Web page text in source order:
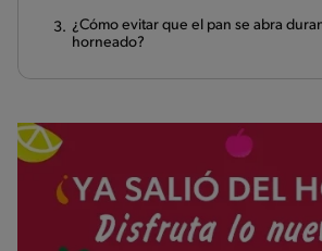
¿Cómo evitar que el pan se abra
horneado?